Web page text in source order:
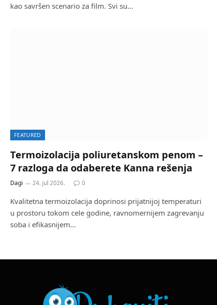
kao savršen scenario za film. Svi su…
FEATURED
Termoizolacija poliuretanskom penom –
7 razloga da odaberete Kanna rešenja
Dagi 24. jul 2026. 0
Kvalitetna termoizolacija doprinosi prijatnijoj temperaturi
u prostoru tokom cele godine, ravnomernijem zagrevanju
soba i efikasnijem…